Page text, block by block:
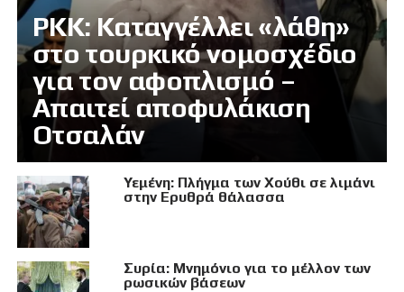
PKK: Καταγγέλλει «λάθη»
στο τουρκικό νομοσχέδιο
για τον αφοπλισμό –
Απαιτεί αποφυλάκιση
Οτσαλάν
Υεμένη: Πλήγμα των Χούθι σε λιμάνι
στην Ερυθρά θάλασσα
Συρία: Μνημόνιο για το μέλλον των
ρωσικών βάσεων